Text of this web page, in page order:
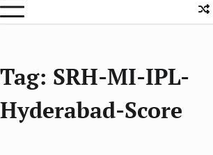
Tag: SRH-MI-IPL-
Hyderabad-Score